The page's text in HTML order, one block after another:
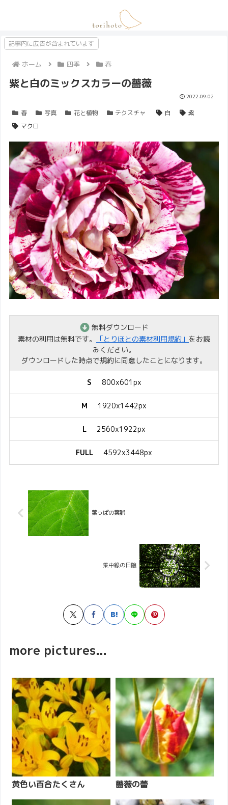
記事内に広告が含まれています
ホーム 四季 春
紫と白のミックスカラーの薔薇
2022.09.02
春 写真 花と植物 テクスチャ 白
紫
マクロ
無料ダウンロード
素材の利用は無料です。
「とりほとの素材利用規約」 をお読
みください。
ダウンロードした時点で規約に同意したことになります。
S 800x601px
M 1920x1442px
L 2560x1922px
FULL 4592x3448px
葉っぱの葉脈
集中線の日陰
more pictures...
黄色い百合たくさん 薔薇の蕾